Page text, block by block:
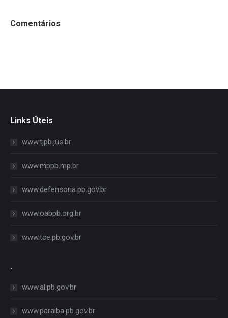
Comentários
Links Úteis
www.tjpb.jus.br
www.mppb.mp.br
www.defensoria.pb.gov.br
www.oabpb.org.br
www.tce.pb.gov.br
.
www.al.pb.gov.br
www.paraiba.pb.gov.br